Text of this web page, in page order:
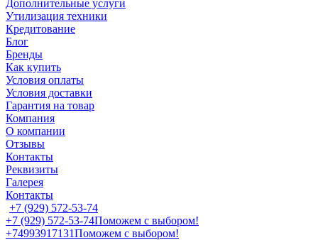
Дополнительные услуги
Утилизация техники
Кредитование
Блог
Бренды
Как купить
Условия оплаты
Условия доставки
Гарантия на товар
Компания
О компании
Отзывы
Контакты
Реквизиты
Галерея
Контакты
+7 (929) 572-53-74
+7 (929) 572-53-74Поможем с выбором!
+74993917131Поможем с выбором!